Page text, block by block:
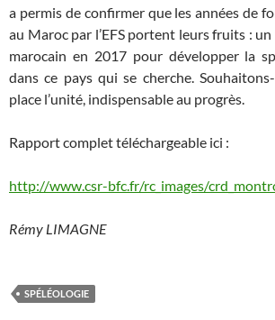
a permis de confirmer que les années de
au Maroc par l’EFS portent leurs fruits :
marocain en 2017 pour développer la
dans ce pays qui se cherche.
place l’unité, indispensable au progrès.
Rapport complet téléchargeable ici :
http://www.csr-bfc.fr/rc_images/
Rémy LIMAGNE
SPÉLÉOLOGIE